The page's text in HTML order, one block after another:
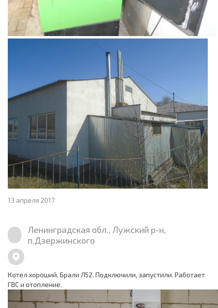
13 апреля 2017
Ленинградская обл., Лужский р-н,
п.Дзержинского
Котел хороший. Брали Л52. Подключили, запустили. Работает
ГВС и отопление.